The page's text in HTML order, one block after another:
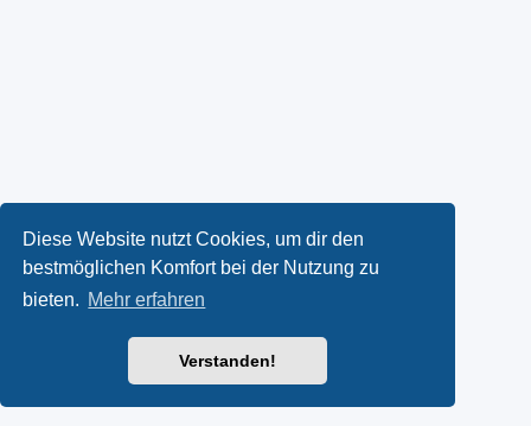
Diese Website nutzt Cookies, um dir den
bestmöglichen Komfort bei der Nutzung zu
bieten. Mehr erfahren
Verstanden!